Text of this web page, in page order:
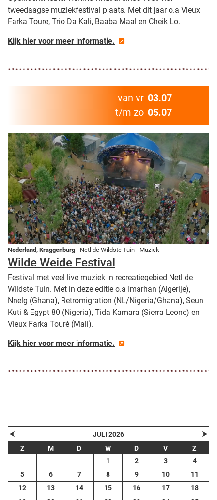
tweedaagse muziekfestival plaats. Met dit jaar o.a Vieux
Farka Toure, Trio Da Kali, Baaba Maal en Cheik Lo.
Kijk hier voor meer informatie.
van vr 03.07
t/m zo 05.07
Nederland, Kraggenburg—Netl de Wildste Tuin—Muziek
Wilde Weide Festival
Festival met veel live muziek in recreatiegebied Netl de
Wildste Tuin. Met in deze editie o.a Imarhan (Algerije),
Nnelg (Ghana), Retromigration (NL/Nigeria/Ghana), Seun
Kuti & Egypt 80 (Nigeria), Tida Kamara (Sierra Leone) en
Vieux Farka Touré (Mali).
Kijk hier voor meer informatie.
⮜ JULI 2026 ⮞
Z M D W D V
Z
1
2 3
4
5
6 7 8 9 10
11
12
13 14 15 16 17
18